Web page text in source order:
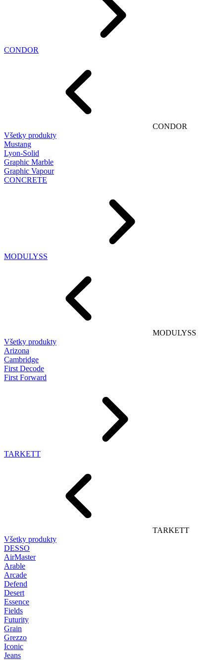
CONDOR
CONDOR
Všetky produkty
Mustang
Lyon-Solid
Graphic Marble
Graphic Vapour
CONCRETE
MODULYSS
MODULYSS
Všetky produkty
Arizona
Cambridge
First Decode
First Forward
TARKETT
TARKETT
Všetky produkty
DESSO
AirMaster
Arable
Arcade
Defend
Desert
Essence
Fields
Futurity
Grain
Grezzo
Iconic
Jeans